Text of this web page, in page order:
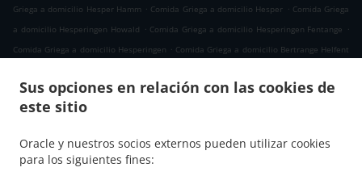
Sus opciones en relación con las cookies de
este sitio
Oracle y nuestros socios externos pueden utilizar cookies
para los siguientes fines:
Griega a domicilio Hesper Hamm . Comida Griega a domicilio Hesper . Comida Griega
a domicilio Hesperingen Howald . Comida Griega a domicilio Hesperingen Fentange .
Comida Griega a domicilio Hesperingen . Comida Griega a domicilio Bertrange Helfent
Cessange . Comida Griega a domicilio Leudelange Schlewenhof . Comida Griega a
domicilio Leudelange
Itzig
. Comida Griega a domicilio Bartreng Helfent . Comida Griega a domicilio